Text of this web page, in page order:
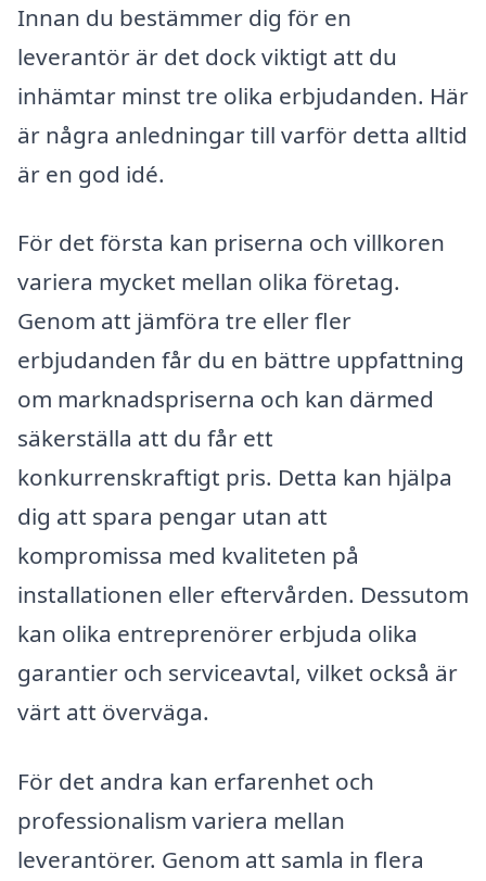
Innan du bestämmer dig för en
leverantör är det dock viktigt att du
inhämtar minst tre olika erbjudanden. Här
är några anledningar till varför detta alltid
är en god idé.
För det första kan priserna och villkoren
variera mycket mellan olika företag.
Genom att jämföra tre eller fler
erbjudanden får du en bättre uppfattning
om marknadspriserna och kan därmed
säkerställa att du får ett
konkurrenskraftigt pris. Detta kan hjälpa
dig att spara pengar utan att
kompromissa med kvaliteten på
installationen eller eftervården. Dessutom
kan olika entreprenörer erbjuda olika
garantier och serviceavtal, vilket också är
värt att överväga.
För det andra kan erfarenhet och
professionalism variera mellan
leverantörer. Genom att samla in flera